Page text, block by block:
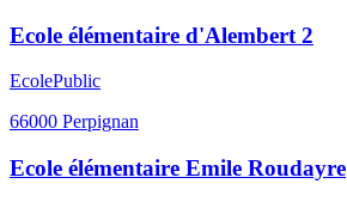
Ecole élémentaire d'Alembert 2
EcolePublic
66000 Perpignan
Ecole élémentaire Emile Roudayre